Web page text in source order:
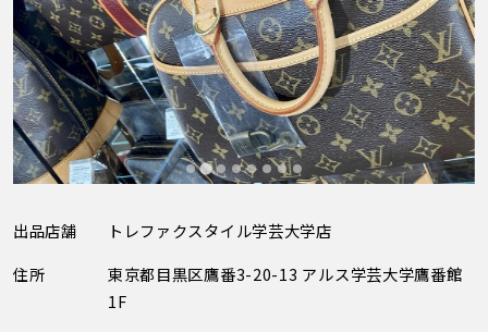
出品店舗
トレファクスタイル学芸大学店
住所
東京都目黒区鷹番3-20-13 アルス学芸大学鷹番館
1F